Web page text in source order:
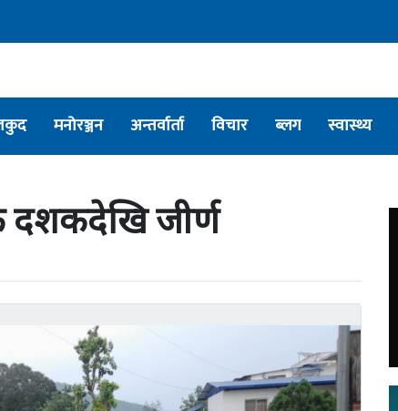
मनोरञ्जन अन्तर्वार्ता विचार ब्लग स्वास्थ्य
जीर्ण